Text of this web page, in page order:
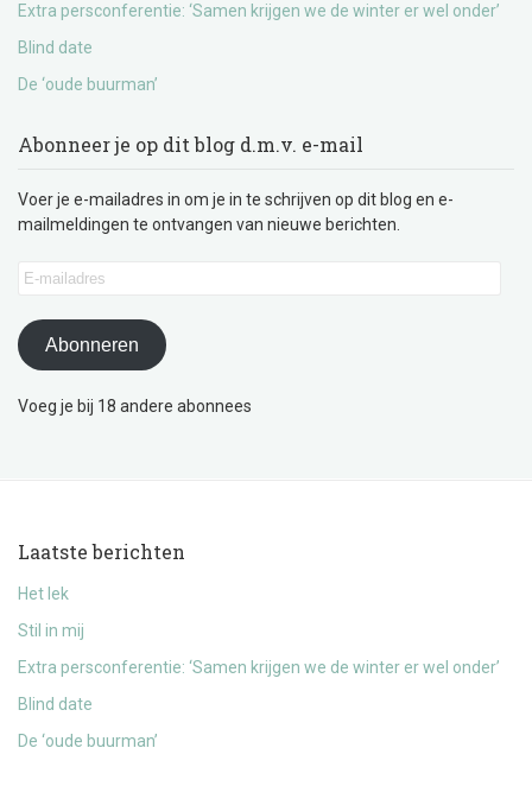
Extra persconferentie: ‘Samen krijgen we de winter er wel onder’
Blind date
De ‘oude buurman’
Abonneer je op dit blog d.m.v. e-mail
Voer je e-mailadres in om je in te schrijven op dit blog en e-
mailmeldingen te ontvangen van nieuwe berichten.
E-
Abonneren
Voeg je bij 18 andere abonnees
Laatste berichten
Het lek
Stil in mij
Extra persconferentie: ‘Samen krijgen we de winter er wel onder’
Blind date
De ‘oude buurman’